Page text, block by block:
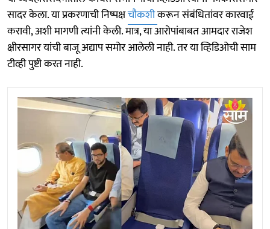
सादर केला. या प्रकरणाची निष्पक्षचौकशीकरून संबंधितांवर कारवाई
करावी, अशी मागणी त्यांनी केली. मात्र, या आरोपांबाबत आमदार राजेश
क्षीरसागर यांची बाजू अद्याप समोर आलेली नाही. तर या व्हिडिओची साम
टीव्ही पुष्टी करत नाही.